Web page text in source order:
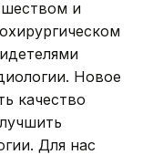
и
Новое
качество
Для нас